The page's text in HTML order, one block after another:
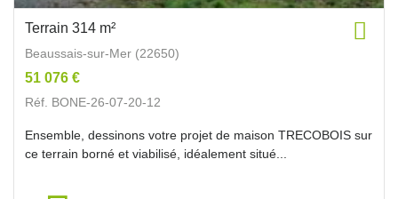
Terrain 314 m²
Beaussais-sur-Mer (22650)
51 076 €
Réf. BONE-26-07-20-12
Ensemble, dessinons votre projet de maison TRECOBOIS sur
ce terrain borné et viabilisé, idéalement situé...